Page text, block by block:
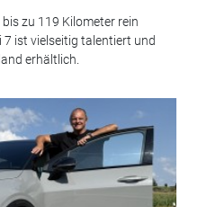
zu 119 Kilometer rein
7 ist vielseitig talentiert und
erhältlich.